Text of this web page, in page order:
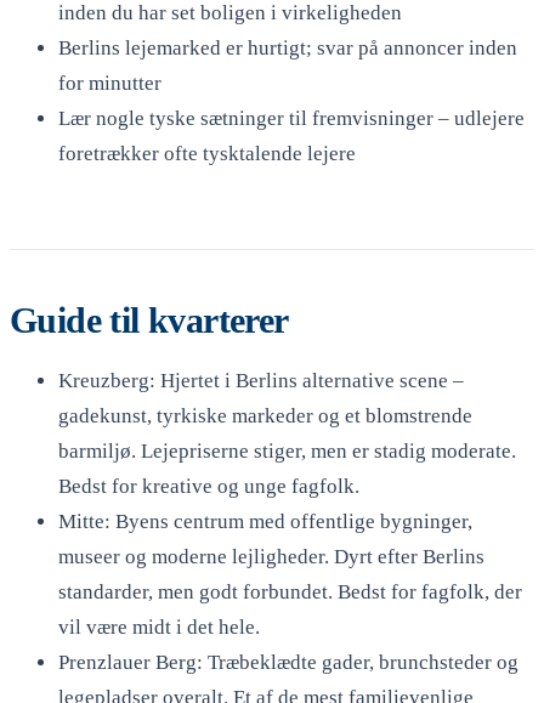
inden du har set boligen i virkeligheden
Berlins lejemarked er hurtigt; svar på annoncer inden
for minutter
Lær nogle tyske sætninger til fremvisninger – udlejere
foretrækker ofte tysktalende lejere
Guide til kvarterer
Kreuzberg: Hjertet i Berlins alternative scene –
gadekunst, tyrkiske markeder og et blomstrende
barmiljø. Lejepriserne stiger, men er stadig moderate.
Bedst for kreative og unge fagfolk.
Mitte: Byens centrum med offentlige bygninger,
museer og moderne lejligheder. Dyrt efter Berlins
standarder, men godt forbundet. Bedst for fagfolk, der
vil være midt i det hele.
Prenzlauer Berg: Træbeklædte gader, brunchsteder og
legepladser overalt. Et af de mest familievenlige